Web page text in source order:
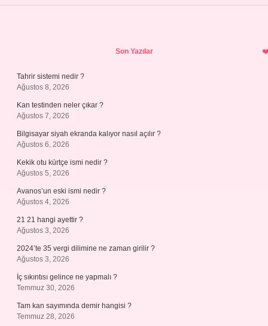
Son Yazılar
Tahrir sistemi nedir ?
Ağustos 8, 2026
Kan testinden neler çıkar ?
Ağustos 7, 2026
Bilgisayar siyah ekranda kalıyor nasıl açılır ?
Ağustos 6, 2026
Kekik otu kürtçe ismi nedir ?
Ağustos 5, 2026
Avanos’un eski ismi nedir ?
Ağustos 4, 2026
21 21 hangi ayettir ?
Ağustos 3, 2026
2024’te 35 vergi dilimine ne zaman girilir ?
Ağustos 3, 2026
İç sıkıntısı gelince ne yapmalı ?
Temmuz 30, 2026
Tam kan sayımında demir hangisi ?
Temmuz 28, 2026